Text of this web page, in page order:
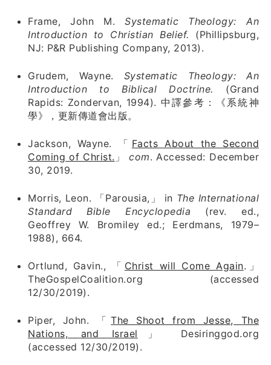
Frame, John M.Systematic Theology: An
Introduction to Christian Belief. (Phillipsburg,
NJ: P&R Publishing Company, 2013).
Grudem, Wayne. Systematic Theology: An
Introduction to Biblical Doctrine. (Grand
Rapids: Zondervan, 1994). 中譯參考：《系統神
學》，更新傳道會出版。
Jackson, Wayne. 「 Facts About the Second
Coming of Christ. 」com. Accessed: December
30, 2019.
Morris, Leon. 「Parousia,」 in The International
Standard Bible Encyclopedia (rev. ed.,
Geoffrey W. Bromiley ed.; Eerdmans, 1979–
1988), 664.
Ortlund, Gavin., 「 Christ will Come Again.」
TheGospelCoalition.org (accessed
12/30/2019).
Piper, John. 「The Shoot from Jesse, The
Nations, and Israel 」 Desiringgod.org
(accessed 12/30/2019).